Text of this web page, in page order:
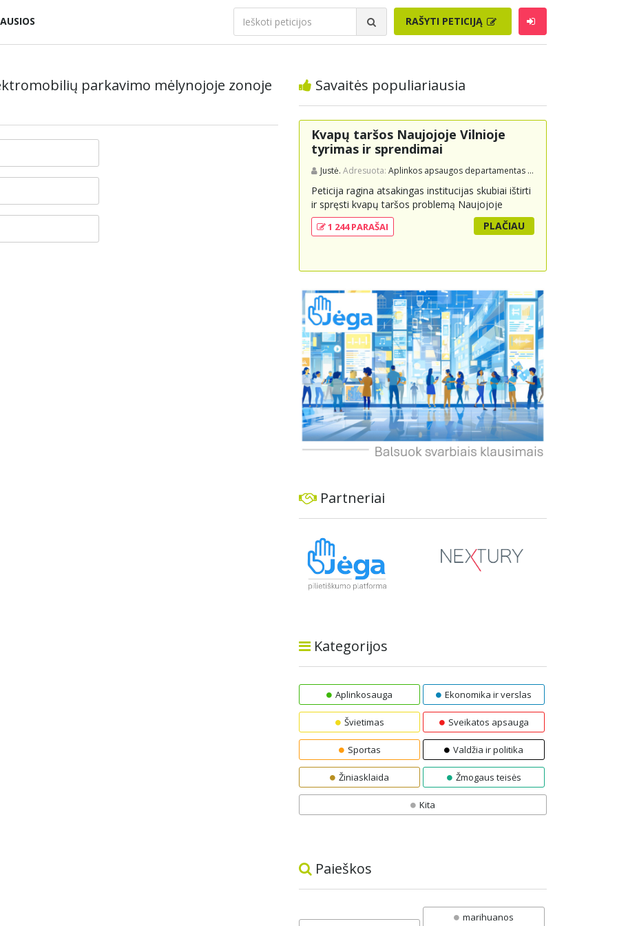
RAŠYTI PETICIJĄ
parkavimo mėlynojoje zonoje
Savaitės populiariausia
Kvapų taršos Naujojoje Vilnioje
tyrimas ir sprendimai
Justė. Adresuota: Aplinkos apsaugos departamentas prie Aplinkos ministerijos
Peticija ragina atsakingas institucijas skubiai ištirti
ir spręsti kvapų taršos problemą Naujojoje
Vilnioje, kuri kyla dėl buitinių atliekų sąvartyno
Pramonės g. 141. Gyventojai skundžiasi nuolatiniu
išsamius tyrimus, įdiegti nuolatinius kontrolės
mechanizmus ir imtis veiksmingų priemonių
problemai spręsti, taip pat užtikrinti visuomenės
informavimą apie priimtus sprendimus ir
planuojamus veiksmus.
1 244 PARAŠAI PLAČIAU
Partneriai
Kategorijos
Aplinkosauga Ekonomika ir verslas
Švietimas Sveikatos apsauga
Sportas Valdžia ir politika
Žiniasklaida Žmogaus teisės
Kita
Paieškos
marihuanos